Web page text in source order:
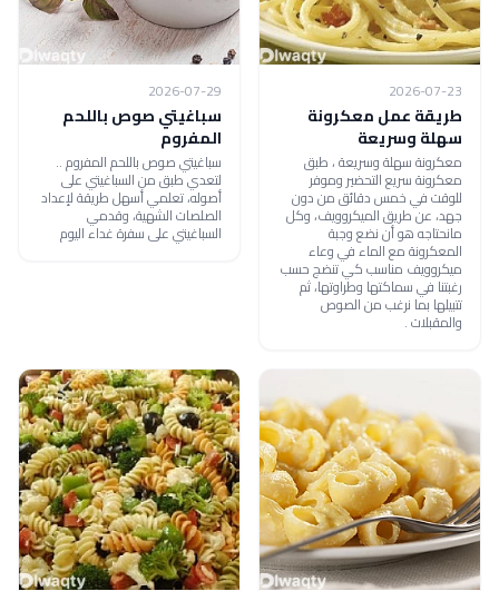
2026-07-23
طريقة عمل معكرونة
سهلة وسريعة
معكرونة سهلة وسريعة ، طبق
معكرونة سريع التحضير وموفر
للوقت في خمس دقائق من دون
جهد، عن طريق الميكروويف، وكل
مانحتاجه هو أن نضع وجبة
المعكرونة مع الماء في وعاء
ميكروويف مناسب كي تنضج حسب
رغبتنا في سماكتها وطراوتها، ثم
تتبيلها بما نرغب من الصوص
والمقبلات .
2026-07-29
سباغيتي صوص باللحم
المفروم
سباغيتي صوص باللحم المفروم ..
لتعدي طبق من السباغيتي على
أصوله، تعلمي أسهل طريقة لإعداد
الصلصات الشهية، وقدمي
السباغيتي على سفرة غداء اليوم